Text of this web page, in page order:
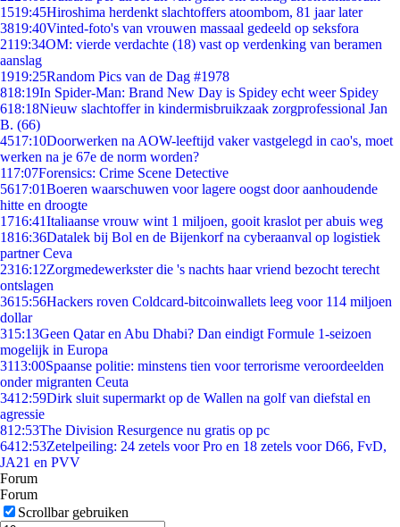
1519:45Hiroshima herdenkt slachtoffers atoombom, 81 jaar later
3819:40Vinted-foto's van vrouwen massaal gedeeld op seksfora
2119:34OM: vierde verdachte (18) vast op verdenking van beramen
aanslag
1919:25Random Pics van de Dag #1978
818:19In Spider-Man: Brand New Day is Spidey echt weer Spidey
618:18Nieuw slachtoffer in kindermisbruikzaak zorgprofessional Jan
B. (66)
4517:10Doorwerken na AOW-leeftijd vaker vastgelegd in cao's, moet
werken na je 67e de norm worden?
117:07Forensics: Crime Scene Detective
5617:01Boeren waarschuwen voor lagere oogst door aanhoudende
hitte en droogte
1716:41Italiaanse vrouw wint 1 miljoen, gooit kraslot per abuis weg
1816:36Datalek bij Bol en de Bijenkorf na cyberaanval op logistiek
partner Ceva
2316:12Zorgmedewerkster die 's nachts haar vriend bezocht terecht
ontslagen
3615:56Hackers roven Coldcard-bitcoinwallets leeg voor 114 miljoen
dollar
315:13Geen Qatar en Abu Dhabi? Dan eindigt Formule 1-seizoen
mogelijk in Europa
3113:00Spaanse politie: minstens tien voor terrorisme veroordeelden
onder migranten Ceuta
3412:59Dirk sluit supermarkt op de Wallen na golf van diefstal en
agressie
812:53The Division Resurgence nu gratis op pc
6412:53Zetelpeiling: 24 zetels voor Pro en 18 zetels voor D66, FvD,
JA21 en PVV
Forum
Forum
Scrollbar gebruiken